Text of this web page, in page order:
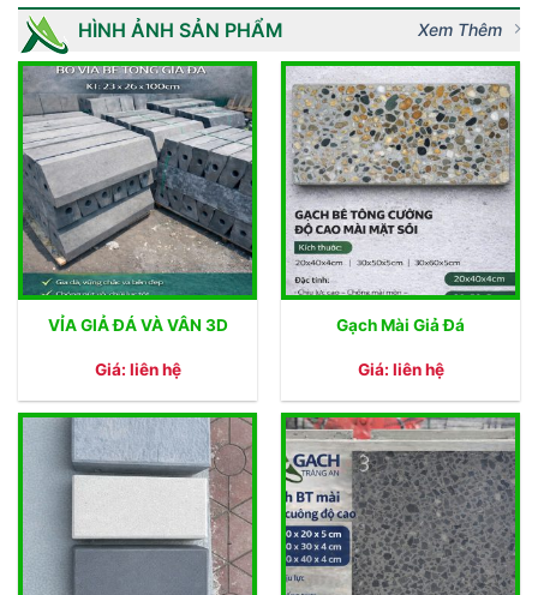
HÌNH ẢNH SẢN PHẨM Xem Thêm
VỈA GIẢ ĐÁ VÀ VÂN 3D
Giá: liên hệ
Gạch Mài Giả Đá
Giá: liên hệ